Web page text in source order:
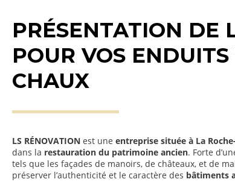
PRÉSENTATION DE
POUR VOS
CHAUX
LS RÉNOVATION est une entreprise située à La
dans la restauration du patrimoine ancien. Forte
tels que les façades de manoirs, de châteaux, et de
préserver l’authenticité et le caractère des bâtiments